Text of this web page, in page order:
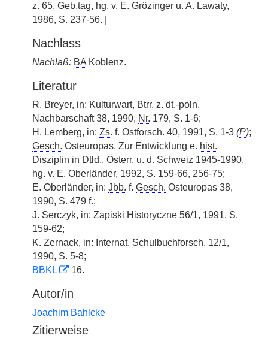
z. 65. Geb.tag, hg. v. E. Grözinger u. A. Lawaty,
1986, S. 237-56.
Nachlass
Nachlaß: BA Koblenz.
Literatur
R. Breyer, in: Kulturwart, Btrr. z. dt.-poln.
Nachbarschaft 38, 1990, Nr. 179, S. 1-6;
H. Lemberg, in: Zs. f. Ostforsch. 40, 1991, S. 1-3 (P);
Gesch. Osteuropas, Zur Entwicklung e. hist.
Disziplin in Dtld., Österr. u. d. Schweiz 1945-1990,
hg. v. E. Oberländer, 1992, S. 159-66, 256-75;
E. Oberländer, in: Jbb. f. Gesch. Osteuropas 38,
1990, S. 479 f.;
J. Serczyk, in: Zapiski Historyczne 56/1, 1991, S.
159-62;
K. Zernack, in: Internat. Schulbuchforsch. 12/1,
1990, S. 5-8;
BBKL
16.
Autor/in
Joachim Bahlcke
Zitierweise